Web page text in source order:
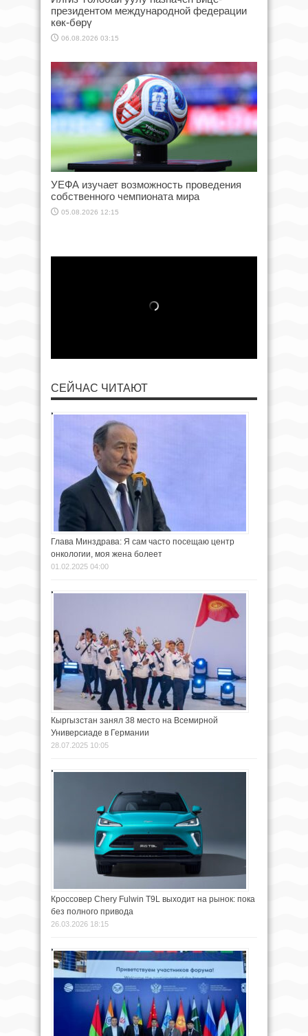
президентом международной федерации
көк-бөрү
06.08.2026 03:15
УЕФА изучает возможность проведения
собственного чемпионата мира
05.08.2026 12:15
СЕЙЧАС ЧИТАЮТ
Глава Минздрава: Я сам часто посещаю центр
онкологии, моя жена болеет
01.02.2025 04:00
Кыргызстан занял 38 место на Всемирной
Универсиаде в Германии
28.07.2025 10:05
Кроссовер Chery Fulwin T9L выходит на рынок: пока
без полного привода
26.03.2026 18:15